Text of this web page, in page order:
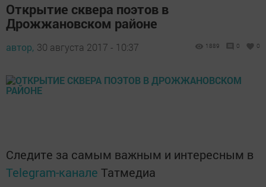
Открытие сквера поэтов в
Дрожжановском районе
автор, 30 августа 2017 - 10:37 1889 0 0
Следите за самым важным и интересным в
Telegram-канале Татмедиа